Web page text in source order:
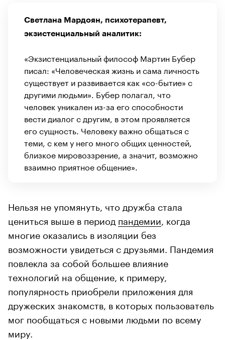
Светлана Мардоян, психотерапевт,
экзистенциальный аналитик:
«Экзистенциальный философ Мартин Бубер
писал: «Человеческая жизнь и сама личность
существует и развивается как «со-бытие» с
другими людьми». Бубер полагал, что
человек уникален из-за его способности
вести диалог с другим, в этом проявляется
его сущность. Человеку важно общаться с
теми, с кем у него много общих ценностей,
близкое мировоззрение, а значит, возможно
взаимно приятное общение».
Нельзя не упомянуть, что дружба стала
цениться выше в период пандемии , когда
многие оказались в изоляции без
возможности увидеться с друзьями. Пандемия
повлекла за собой большее влияние
технологий на общение, к примеру,
популярность приобрели приложения для
дружеских знакомств, в которых пользователь
мог пообщаться с новыми людьми по всему
миру.